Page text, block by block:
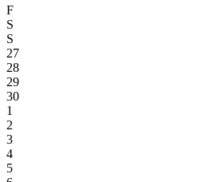
F
S
S
27
28
29
30
1
2
3
4
5